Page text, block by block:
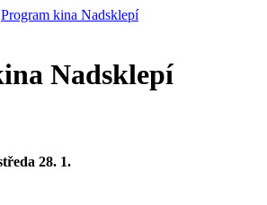
Program kina Nadsklepí
Nadsklepí
28. 1.